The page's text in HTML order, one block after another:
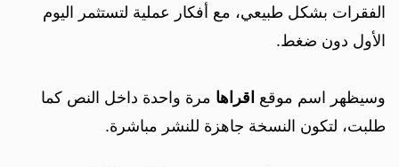
الفقرات بشكل طبيعي، مع أفكار عملية لتستثمر اليوم
الأول دون ضغط.
وسيظهر اسم موقع اقراها مرة واحدة داخل النص كما
طلبت، لتكون النسخة جاهزة للنشر مباشرة.